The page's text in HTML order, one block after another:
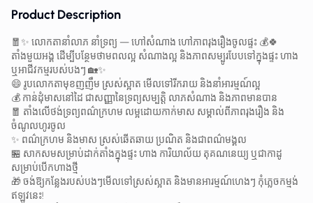
Product Description
🧧✨ លោកតានាំលាភ នាំទ្រព្យ — ហៅសំណាង ហៅភាពរុងរឿងចូលផ្ទះ 💰🍀
តាំងមួយអង្គ ដើម្បីបន្ថែមថាមពលល្អ សំណាងល្អ និងភាពសម្បូរបែបទៅក្នុងផ្ទះ ហាង
ឬអាជីវកម្មរបស់បងៗ 🏡✨
😄 រូបលោកតាមុខញញឹម ស្រស់ស្អាត មើលទៅរីករាយ និងនាំអារម្មណ៍ល្អ
💰 កាន់ដុំមាសនៅដៃ ជាសញ្ញានៃទ្រព្យសម្បត្តិ លាភសំណាង និងភាពមានបាន
🧧 តាំងលើថង់ទ្រព្យពណ៌ក្រហម លម្អដោយកាក់មាស សម្គាល់ពីភាពរុងរឿង និង
ចំណូលហូរចូល
✨ ពណ៌ក្រហម និងមាស ស្រស់ឆើតឆាយ ប្រណិត និងជាពណ៌មង្គល
🏪 សាកសមសម្រាប់ដាក់តាំងក្នុងផ្ទះ ហាង ការិយាល័យ តុគណនេយ្យ ឬជាកាដូ
សម្រាប់បើកហាងថ្មី
🎁 ចង់ឱ្យកន្លែងរបស់បងៗមើលទៅស្រស់ស្អាត និងមានអារម្មណ៍ហេងៗ កុំភ្លេចកម្មង់
ឥឡូវនេះ!